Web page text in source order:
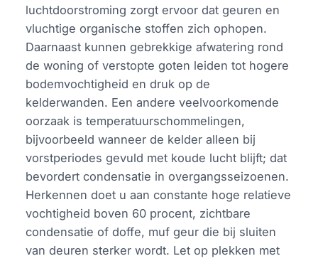
luchtdoorstroming zorgt ervoor dat geuren en
vluchtige organische stoffen zich ophopen.
Daarnaast kunnen gebrekkige afwatering rond
de woning of verstopte goten leiden tot hogere
bodemvochtigheid en druk op de
kelderwanden. Een andere veelvoorkomende
oorzaak is temperatuurschommelingen,
bijvoorbeeld wanneer de kelder alleen bij
vorstperiodes gevuld met koude lucht blijft; dat
bevordert condensatie in overgangsseizoenen.
Herkennen doet u aan constante hoge relatieve
vochtigheid boven 60 procent, zichtbare
condensatie of doffe, muf geur die bij sluiten
van deuren sterker wordt. Let op plekken met